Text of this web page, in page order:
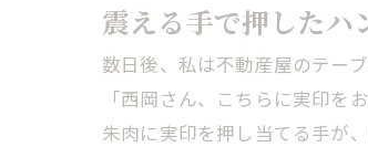
震える手で押したハ
数日後、私は不動産屋のテー
「西岡さん、こちらに実印
朱肉に実印を押し当てる手が